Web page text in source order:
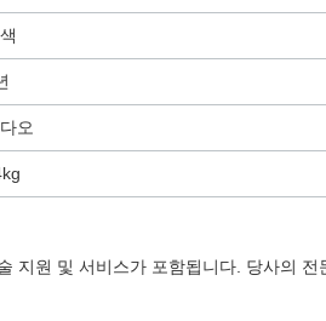
오
지원 및 서비스가 포함됩니다. 당사의